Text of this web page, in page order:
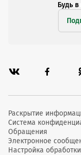
Будь
Раскрытие
Система
Обращения
Электронное
Настройка